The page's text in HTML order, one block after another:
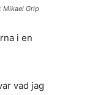
Mikael Grip
i en
vad jag